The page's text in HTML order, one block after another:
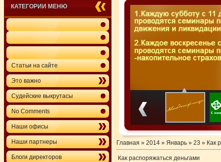
КАТЕГОРИИ МЕНЮ
Статьи на сайте
Это важно
Судейские выкрутасы
No Comments
Наши офисы
Наши партнеры
Блоги директоров
Главная » 2014 » Январь » 23 » Как
Как распоряжаться деньгами